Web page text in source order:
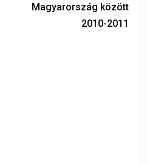
Magyarország között
2010-2011